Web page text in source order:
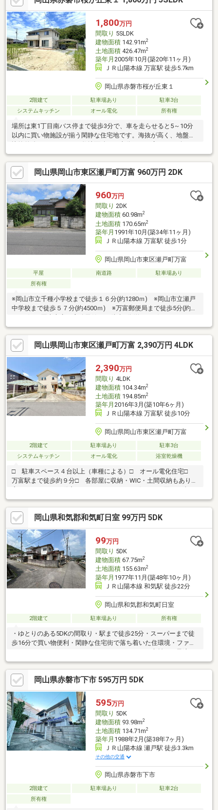
ＤＫ続きのゆとりの空間がポイントです♪また室内のクロス張替、
ハウスクリーニング済みの清潔感のある室内となっております。
詳しい資料・ご案内は随時受け付けておりますので、ハウスラボ
までお気軽にお問い合わせ下さい。皆様からのご連絡をスタッ
1,800万円
間取り 5SLDK
建物面積142.91m2
土地面積426.47m2
築年月 2005年10月(築20年11ヶ月)
ＪＲ山陽本線 万富駅 徒歩5.7km
岡山県赤磐市桜が丘東１
2階建て 駐車場あり
駐車3台
システムキッチン
オール電化 所有権
場所は東1丁目南バス停まで徒歩3分で、車を走らせると5～10分
以内に買い物施設が揃う閑静な住宅地です。海抜が高く、地盤も
ーポート並列2台駐車可能で、お庭としても駐車場としてもお使い
いただけるフリースペースがあります。建物はダイワハウス施工
の軽量鉄骨造2階建。築21年の5LDK+Sで収納も各部屋にあり、オ
ール電化も魅力的なポイントとなっております。長閑な環境でゆ
っくり子育てにももってこいのおすすめ物件ですよ(^^♪
岡山県岡山市東区瀬戸町万富 960万円 2DK
960万円
間取り 2DK
建物面積60.98m2
土地面積170.65m2
築年月 1991年10月(築34年11ヶ月)
ＪＲ山陽本線 万富駅 徒歩1分
岡山県岡山市東区瀬戸町万富
平屋 南道路
駐車場あり
所有権
※岡山市立千種小学校まで徒歩１６分(約1280ｍ) ※岡山市立瀬戸
中学校まで徒歩５７分(約4500ｍ) ※万富郵便局まで徒歩5分(約
ーマート瀬戸万富店まで徒歩7分(約560ｍ)〇「これはどんな物
件？」「住所が知りたい」など、お気軽にお問い合わせくださ
い。〇ご希望の皆様に、購入ご希望地域の「土地調査レポート」
を無料でお配りしています。「ここに住みたいけど、活断層や土
砂災害・浸水の心配は無いか」というご不安を解決させて頂きま
す。0120-238-782 不動産の事なら(株)なりとも不動産へお任せ
ください
岡山県岡山市東区瀬戸町万富 2,390万円 4LDK
2,390万円
間取り 4LDK
建物面積104.34m2
土地面積194.85m2
築年月 2016年3月(築10年6ヶ月)
ＪＲ山陽本線 万富駅 徒歩10分
岡山県岡山市東区瀬戸町万富
2階建て 駐車場あり
駐車3台
システムキッチン
オール電化 浴室乾燥機
□ 駐車スペース４台以上（車種による）□ オール電化住宅□
万富駅まで徒歩約９分□ 各部屋に収納・WIC・土間収納もあり充
（無料査定）、貸す、借りる、管理、リフォーム、買取り、リー
スバック、片付け、不動産投資（収益物件等）、資金・融資提
案、住み替えなども対応できます
♪───────────────────■□ ご見学可能です(^^)/ お問い
合わせはお早めに(^^)/ TEL:086-953-4920 物件詳細／下部にある
オレンジ色の【資料請求】ボタンをクリック
□■───────────────────
岡山県和気郡和気町日室 99万円 5DK
99万円
間取り 5DK
建物面積67.75m2
土地面積155.63m2
築年月 1977年11月(築48年10ヶ月)
ＪＲ山陽本線 和気駅 徒歩22分
岡山県和気郡和気町日室
2階建て 駐車場あり 所有権
・ゆとりのある5DKの間取り・駅まで徒歩25分・スーパーまで徒
歩16分で買い物便利・閑静な住宅街で落ち着いた住環境・ファミ
開放感のある立地
岡山県赤磐市下市 595万円 5DK
595万円
間取り 5DK
建物面積93.98m2
土地面積134.71m2
築年月 1988年2月(築38年7ヶ月)
ＪＲ山陽本線 瀬戸駅 徒歩3.3km
その他の交通
岡山県赤磐市下市
2階建て 駐車場あり
駐車2台
所有権